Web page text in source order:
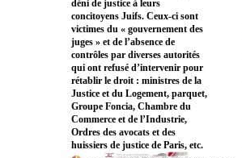
déni de justice à leurs
concitoyens Juifs. Ceux-ci sont
victimes du « gouvernement des
juges » et de l’absence de
contrôles par diverses autorités
qui ont refusé d’intervenir pour
rétablir le droit : ministres de la
Justice et du Logement, parquet,
Groupe Foncia, Chambre du
Commerce et de l’Industrie,
Ordres des avocats et des
huissiers de justice de Paris, etc.